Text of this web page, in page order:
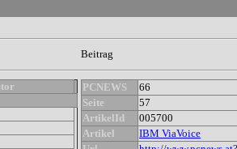
Beitrag
PCNEWS
66
Seite
57
ArtikelId
005700
Artikel
IBM ViaVoice